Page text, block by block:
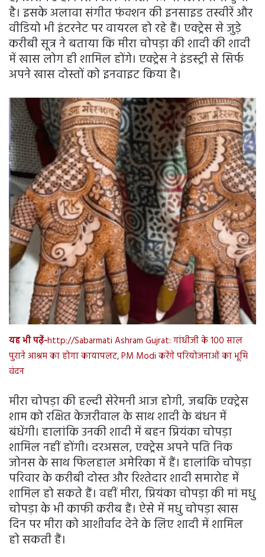
है। इसके अलावा संगीत फंक्शन की इनसाइड तस्वीरें और
वीडियो भी इंटरनेट पर वायरल हो रहे हैं। एक्ट्रेस से जुड़े
करीबी सूत्र ने बताया कि मीरा चोपड़ा की शादी की शादी
में खास लोग ही शामिल होंगे। एक्ट्रेस ने इंडस्ट्री से सिर्फ
अपने खास दोस्तों को इनवाइट किया है।
यह भी पढ़ें-http://Sabarmati Ashram Gujrat: गांधीजी के 100 साल
पुराने आश्रम का होगा कायापलट, PM Modi करेंगे परियोजनाओं का भूमि
वंदन
मीरा चोपड़ा की हल्दी सेरेमनी आज होगी, जबकि एक्ट्रेस
शाम को रक्षित केजरीवाल के साथ शादी के बंधन में
बंधेंगी। हालांकि उनकी शादी में बहन प्रियंका चोपड़ा
शामिल नहीं होंगी। दरअसल, एक्ट्रेस अपने पति निक
जोनस के साथ फिलहाल अमेरिका में हैं। हालांकि चोपड़ा
परिवार के करीबी दोस्त और रिश्तेदार शादी समारोह में
शामिल हो सकते हैं। वहीं मीरा, प्रियंका चोपड़ा की मां मधु
चोपड़ा के भी काफी करीब हैं। ऐसे में मधु चोपड़ा खास
दिन पर मीरा को आशीर्वाद देने के लिए शादी में शामिल
हो सकती हैं।